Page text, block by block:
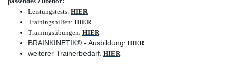
Leistungstests: HIER
Trainingshilfen: HIER
Trainingsübungen: HIER
BRAINKINETIK® - Ausbildung: HIER
weiterer Trainerbedarf: HIER